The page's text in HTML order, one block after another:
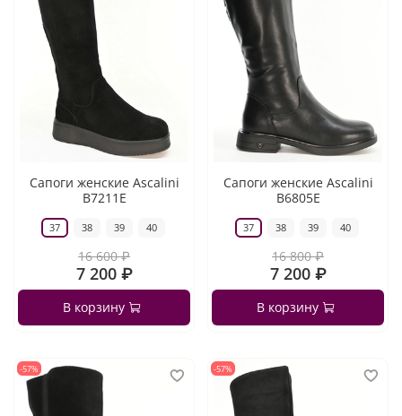
Сапоги женские Ascalini
B7211E
37 38 39 40
16 600 ₽
7 200 ₽
В корзину
Сапоги женские Ascalini
B6805E
37 38 39 40
16 800 ₽
7 200 ₽
В корзину
-57% -57%